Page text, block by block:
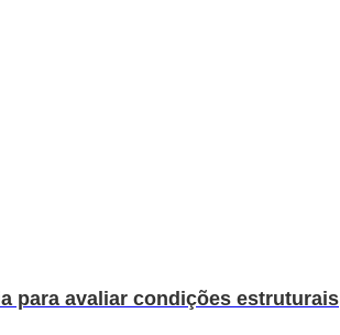
para avaliar condições estruturais